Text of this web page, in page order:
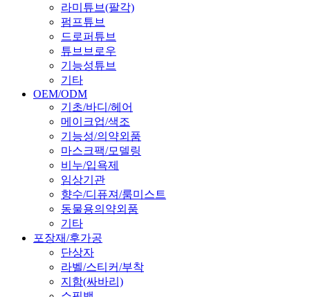
라미튜브(팔각)
펌프튜브
드로퍼튜브
튜브브로우
기능성튜브
기타
OEM/ODM
기초/바디/헤어
메이크업/색조
기능성/의약외품
마스크팩/모델링
비누/입욕제
임상기관
향수/디퓨져/룸미스트
동물용의약외품
기타
포장재/후가공
단상자
라벨/스티커/부착
지함(싸바리)